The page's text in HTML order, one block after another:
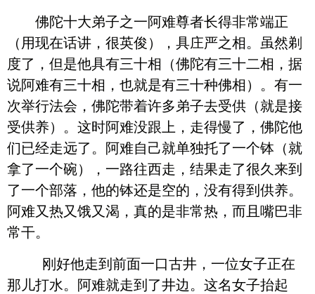
佛陀十大弟子之一阿难尊者长得非常端正
（用现在话讲，很英俊），具庄严之相。虽然剃
度了，但是他具有三十相（佛陀有三十二相，据
说阿难有三十相，也就是有三十种佛相）。有一
次举行法会，佛陀带着许多弟子去受供（就是接
受供养）。这时阿难没跟上，走得慢了，佛陀他
们已经走远了。阿难自己就单独托了一个钵（就
拿了一个碗），一路往西走，结果走了很久来到
了一个部落，他的钵还是空的，没有得到供养。
阿难又热又饿又渴，真的是非常热，而且嘴巴非
常干。
刚好他走到前面一口古井，一位女子正在
那儿打水。阿难就走到了井边。这名女子抬起